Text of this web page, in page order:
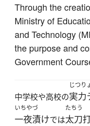
Through the
Ministry of
and Technology
the purpose and
Government
中学校や高校の
じつり
実力
いちやづ
一夜漬けでは
たちう
太刀